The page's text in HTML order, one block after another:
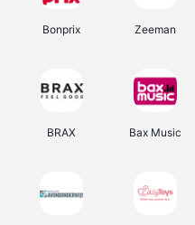
Bonprix Zeeman
BRAX Bax Music